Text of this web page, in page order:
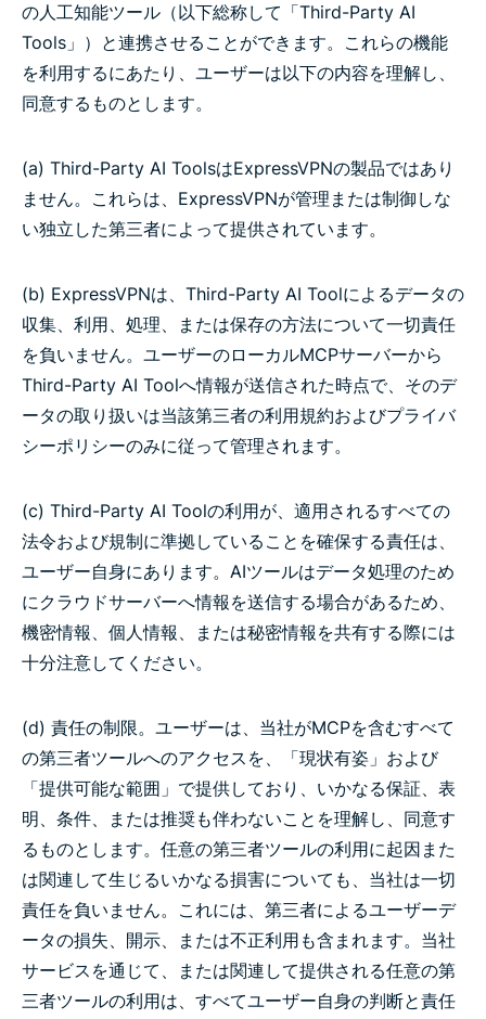
の人工知能ツール（以下総称して「Third-Party AI
Tools」）と連携させることができます。これらの機能
を利用するにあたり、ユーザーは以下の内容を理解し、
同意するものとします。
(a) Third-Party AI ToolsはExpressVPNの製品ではあり
ません。これらは、ExpressVPNが管理または制御しな
い独立した第三者によって提供されています。
(b) ExpressVPNは、Third-Party AI Toolによるデータの
収集、利用、処理、または保存の方法について一切責任
を負いません。ユーザーのローカルMCPサーバーから
Third-Party AI Toolへ情報が送信された時点で、そのデ
ータの取り扱いは当該第三者の利用規約およびプライバ
シーポリシーのみに従って管理されます。
(c) Third-Party AI Toolの利用が、適用されるすべての
法令および規制に準拠していることを確保する責任は、
ユーザー自身にあります。AIツールはデータ処理のため
にクラウドサーバーへ情報を送信する場合があるため、
機密情報、個人情報、または秘密情報を共有する際には
十分注意してください。
(d) 責任の制限。ユーザーは、当社がMCPを含むすべて
の第三者ツールへのアクセスを、「現状有姿」および
「提供可能な範囲」で提供しており、いかなる保証、表
明、条件、または推奨も伴わないことを理解し、同意す
るものとします。任意の第三者ツールの利用に起因また
は関連して生じるいかなる損害についても、当社は一切
責任を負いません。これには、第三者によるユーザーデ
ータの損失、開示、または不正利用も含まれます。当社
サービスを通じて、または関連して提供される任意の第
三者ツールの利用は、すべてユーザー自身の判断と責任